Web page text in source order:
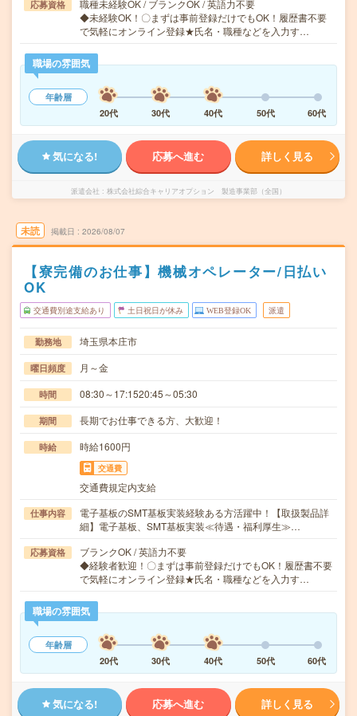
応募資格
職種未経験OK / ブランクOK / 英語力不要
◆未経験OK！〇まずは事前登録だけでもOK！履歴書不要
で気軽にオンライン登録★氏名・職種などを入力す…
職場の雰囲気
年齢層
20代
30代 40代 50代 60代
気になる! 応募へ進む 詳しく見る
派遣会社 株式会社綜合キャリアオプション 製造事業部（全国）
未読 掲載日 2026/08/07
【寮完備のお仕事】機械オペレーター/日払い
OK
交通費別途支給あり 土日祝日が休み WEB登録OK 派遣
勤務地 埼玉県本庄市
曜日頻度 月～金
時間 08:30～17:1520:45～05:30
期間 長期でお仕事できる方、大歓迎！
時給 時給1600円
交通費
交通費規定内支給
仕事内容
電子基板のSMT基板実装経験ある方活躍中！【取扱製品詳
細】電子基板、SMT基板実装≪待遇・福利厚生≫…
応募資格
ブランクOK / 英語力不要
◆経験者歓迎！〇まずは事前登録だけでもOK！履歴書不要
で気軽にオンライン登録★氏名・職種などを入力す…
職場の雰囲気
年齢層
20代
30代 40代 50代 60代
気になる! 応募へ進む 詳しく見る